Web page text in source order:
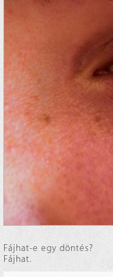
Fájhat-e egy döntés?
Fájhat.